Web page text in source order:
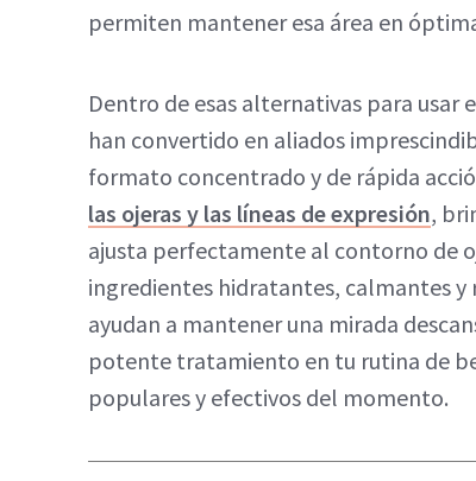
permiten mantener esa área en
Dentro de esas alternativas para usar
han convertido en aliados
formato concentrado y de rápida
las ojeras y las líneas de expresión,
ajusta perfectamente al contorno de
ingredientes hidratantes, calmantes
ayudan a mantener una mirada
potente tratamiento en tu rutina de
populares y efectivos del momento.